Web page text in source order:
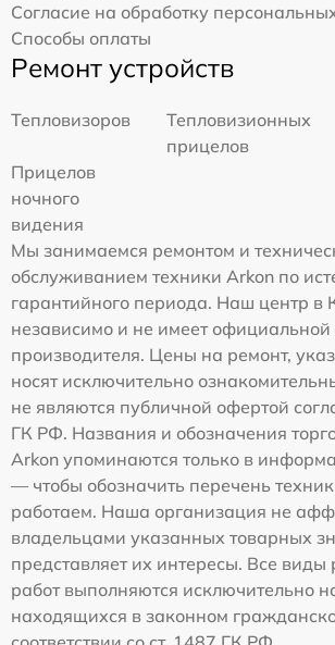
Согласие на обработку
Способы оплаты
Ремонт устройств
Тепловизоров
Тепловизионных
прицелов
Прицелов
ночного
видения
Мы занимаемся ремонтом и
обслуживанием техники Arkon по
гарантийного периода. Наш центр в
независимо и не имеет официальной
производителя. Цены на ремонт,
носят исключительно
не являются публичной офертой
ГК РФ. Названия и обозначения
Arkon упоминаются только в
— чтобы обозначить перечень
работаем. Наша организация не
владельцами указанных товарных
представляет их интересы. Все
работ выполняются исключительно
находящихся в законном